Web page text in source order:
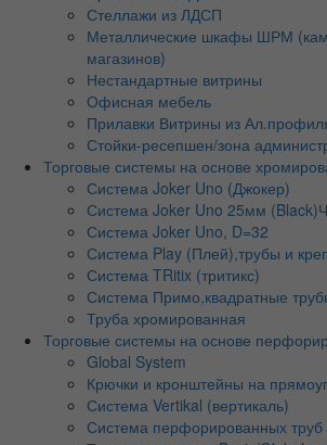
Стеллажи из ЛДСП
Металлические шкафы ШРМ
магазинов)
Нестандартные витрины
Офисная мебель
Прилавки Витрины из
Стойки-ресепшен/зона
Торговые системы на основе
Система Joker Uno (Джокер)
Система Joker Uno 25мм
Система Joker Uno, D=32
Система Play (Плей),трубы и
Система TRitix (тритикс)
Система Примо,квадратные
Труба хромированная
Торговые системы на основе
Global System
Крючки и кронштейны на
Система Vertikal (вертикаль)
Система перфорированных